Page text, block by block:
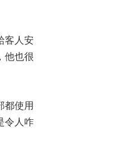
客人安
他也很
都使用
令人咋